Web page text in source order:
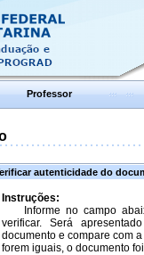
Professor
autenticidade do
Instruções:
Informe no campo
verificar. Será
documento e compare com
forem iguais, o documento